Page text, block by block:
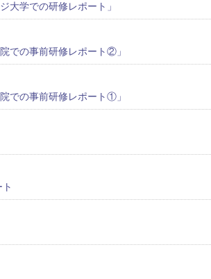
大学での研修レポート」
での事前研修レポート②」
での事前研修レポート①」